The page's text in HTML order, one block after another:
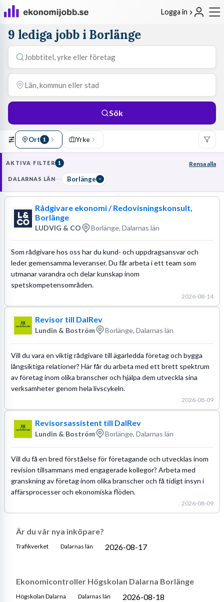
Logga in
9 lediga jobb i Borlänge
Sök
Ort 1 Yrke
AKTIVA FILTER 1 Rensa alla
DALARNAS LÄN Borlänge
Rådgivare ekonomi / Redovisningskonsult,
Borlänge
LUDVIG & CO Borlänge, Dalarnas län
Som rådgivare hos oss har du kund- och uppdragsansvar och
leder gemensamma leveranser. Du får arbeta i ett team som
utmanar varandra och delar kunskap inom
spetskompetensområden.
2026-08-14
Revisor till DalRev
Lundin & Boström Borlänge, Dalarnas län
Vill du vara en viktig rådgivare till ägarledda företag och bygga
långsiktiga relationer? Här får du arbeta med ett brett spektrum
av företag inom olika branscher och hjälpa dem utveckla sina
verksamheter genom hela livscykeln.
2026-08-09
Revisorsassistent till DalRev
Lundin & Boström Borlänge, Dalarnas län
Vill du få en bred förståelse för företagande och utvecklas inom
revision tillsammans med engagerade kollegor? Arbeta med
granskning av företag inom olika branscher och få tidigt insyn i
affärsprocesser och ekonomiska flöden.
2026-08-09
Är du vår nya inköpare?
Trafikverket Dalarnas län 2026-08-17
Ekonomicontroller Högskolan Dalarna Borlänge
Högskolan Dalarna Dalarnas län 2026-08-18